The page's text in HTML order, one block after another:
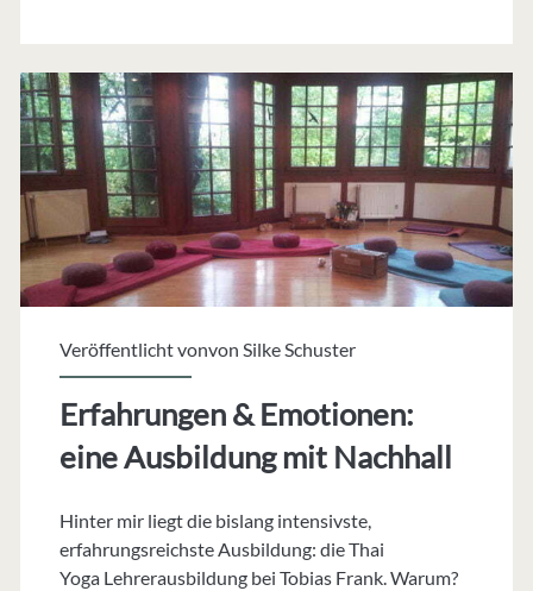
Yogalehrer
Veröffentlicht vonvon Silke Schuster
Erfahrungen & Emotionen:
eine Ausbildung mit Nachhall
Hinter mir liegt die bislang intensivste,
erfahrungsreichste Ausbildung: die Thai
Yoga Lehrerausbildung bei Tobias Frank. Warum?